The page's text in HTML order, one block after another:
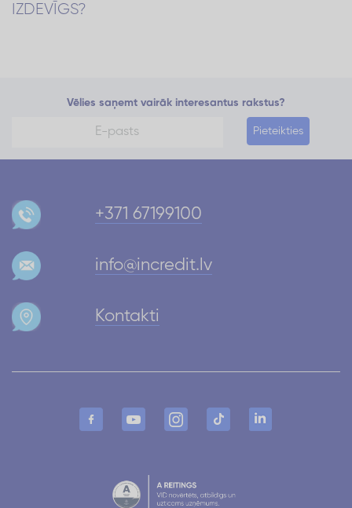
IZDEVĪGS?
Vēlies saņemt vairāk interesantus rakstus?
Pieteikties
+371 67199100
info@incredit.lv
Kontakti